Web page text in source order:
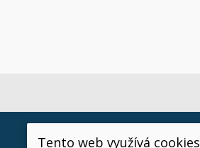
Tento web využívá cookies